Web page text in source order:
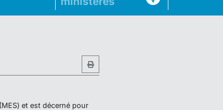
et est décerné pour